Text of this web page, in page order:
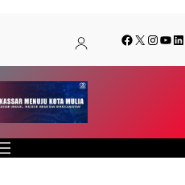
Facebook
X